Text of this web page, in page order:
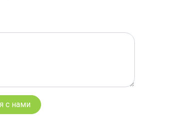
с нами